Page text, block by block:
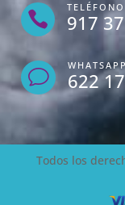

TELÉFONO
917
v 622
Todos los